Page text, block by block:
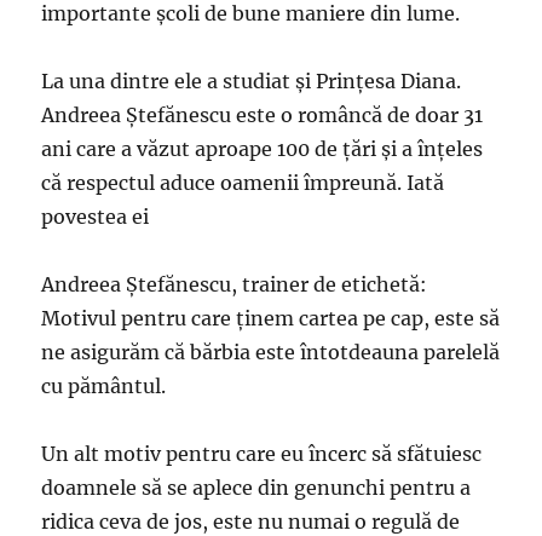
importante şcoli de bune maniere din lume.
La una dintre ele a studiat şi Prinţesa Diana.
Andreea Ştefănescu este o româncă de doar 31
ani care a văzut aproape 100 de ţări şi a înţeles
că respectul aduce oamenii împreună. Iată
povestea ei
Andreea Ştefănescu, trainer de etichetă:
Motivul pentru care ţinem cartea pe cap, este să
ne asigurăm că bărbia este întotdeauna parelelă
cu pământul.
Un alt motiv pentru care eu încerc să sfătuiesc
doamnele să se aplece din genunchi pentru a
ridica ceva de jos, este nu numai o regulă de